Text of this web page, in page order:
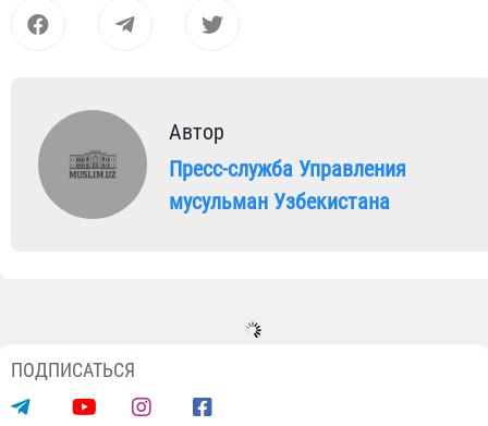
Автор
Пресс-служба Управления
мусульман Узбекистана
ПОДПИСАТЬСЯ